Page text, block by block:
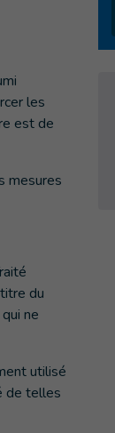
les
est de
mesures
du
ne
utilisé
de telles